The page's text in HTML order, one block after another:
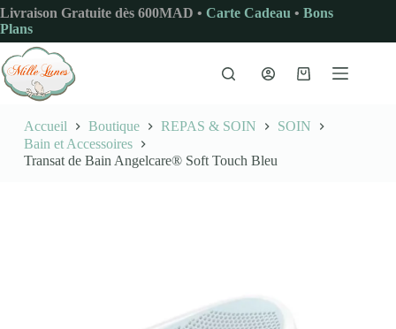
Passer
au
contenu
Livraison Gratuite dès 600MAD • Carte Cadeau • Bons
Plans
Panier
Accueil Boutique REPAS & SOIN
SOIN
Bain et Accessoires
Transat de Bain Angelcare® Soft Touch Bleu